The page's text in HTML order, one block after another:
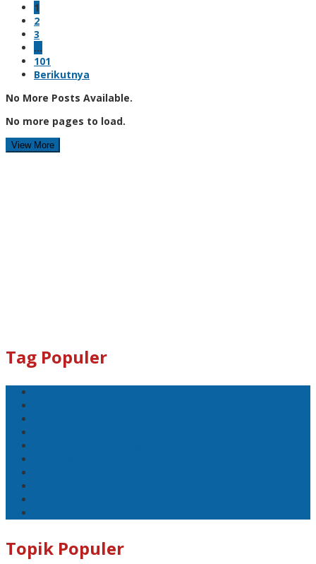
1
2
3
…
101
Berikutnya
No More Posts Available.
No more pages to load.
View More
Tag Populer
Topik Populer